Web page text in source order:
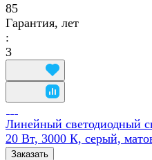
85
Гарантия, лет
:
3
Линейный светодиодный
20 Вт, 3000 К, серый,
Заказать